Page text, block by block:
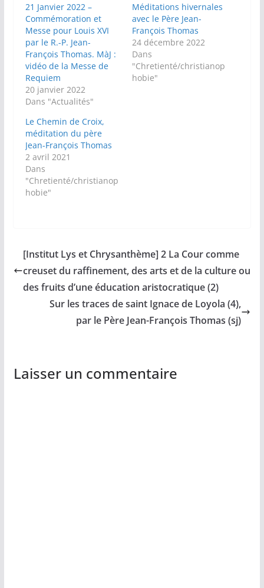
21 Janvier 2022 –
Commémoration et
Messe pour Louis XVI
par le R.-P. Jean-
François Thomas. MàJ :
vidéo de la Messe de
Requiem
20 janvier 2022
Dans "Actualités"
Méditations hivernales
avec le Père Jean-
François Thomas
24 décembre 2022
Dans
"Chretienté/christianop
hobie"
Le Chemin de Croix,
méditation du père
Jean-François Thomas
2 avril 2021
Dans
"Chretienté/christianop
hobie"
[Institut Lys et Chrysanthème] 2 La Cour comme
creuset du raffinement, des arts et de la culture ou
des fruits d’une éducation aristocratique (2)
Sur les traces de saint Ignace de Loyola (4),
par le Père Jean-François Thomas (sj)
Laisser un commentaire